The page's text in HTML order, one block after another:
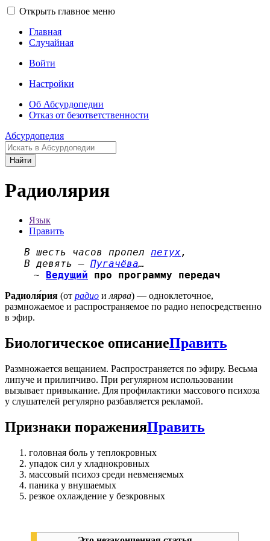
Открыть главное меню
Главная
Случайная
Войти
Настройки
Об Абсурдопедии
Отказ от безответственности
Абсурдопедия
Найти
Радиолярия
Язык
Править
В шесть часов пропел петух,
В девять — Пугачёва…
~ Ведущий про программу передач
Радиоля́рия (от радио и лярва) — одноклеточное,
размножаемое и распространяемое по радио непосредственно
в эфир.
Биологическое описаниеПравить
Размножается вещанием. Распространяется по эфиру. Весьма
липуче и прилипчиво. При регулярном использовании
вызывает привыкание. Для профилактики массового психоза
у слушателей регулярно разбавляется рекламой.
Признаки пораженияПравить
головная боль у теплокровных
упадок сил у хладнокровных
массовый психоз среди невменяемых
паника у внушаемых
резкое охлаждение у безкровных